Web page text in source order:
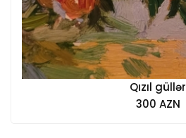
Qızıl güllər
300 AZN